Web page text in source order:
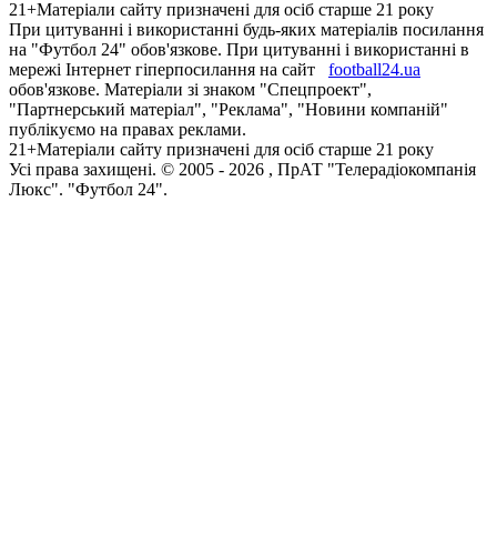
21+Матеріали сайту призначені для осіб старше 21 року
При цитуванні і використанні будь-яких матеріалів посилання
на "Футбол 24" обов'язкове. При цитуванні і використанні в
мережі Інтернет гіперпосилання на сайт
football24.ua
обов'язкове. Матеріали зі знаком "Спецпроект",
"Партнерський матеріал", "Реклама", "Новини компаній"
публікуємо на правах реклами.
21+Матеріали сайту призначені для осіб старше 21 року
Усi права захищенi. © 2005 - 2026 , ПрАТ "Телерадіокомпанія
Люкс". "Футбол 24".